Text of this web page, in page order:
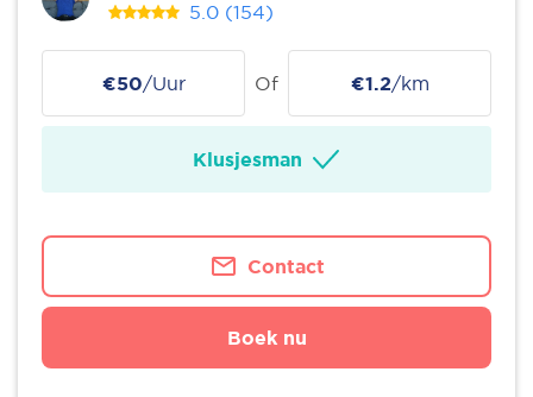
5.0 (154)
€50/Uur Of €1.2/km
Klusjesman
Contact
Boek nu